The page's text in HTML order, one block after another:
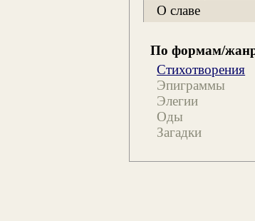
О славе
По формам/
Стихотворения
Эпиграммы
Элегии
Оды
Загадки